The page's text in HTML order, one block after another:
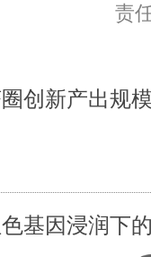
责
创新产出规
基因浸润下